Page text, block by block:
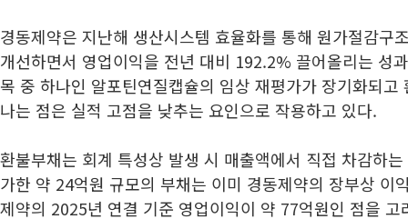
경동제약은 지난해 생산시스템 효율화를 통해 원가절감구
개선하면서 영업이익을 전년 대비 192.2% 끌어올리는 성
목 중 하나인 알포틴연질캡슐의 임상 재평가가 장기화되고
나는 점은 실적 고점을 낮추는 요인으로 작용하고 있다.
환불부채는 회계 특성상 발생 시 매출액에서 직접 차감하
가한 약 24억원 규모의 부채는 이미 경동제약의 장부상 이
제약의 2025년 연결 기준 영업이익이 약 77억원인 점을